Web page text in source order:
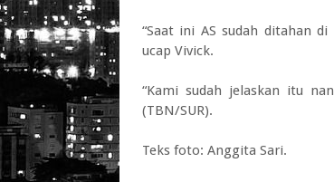
“Saat ini AS sudah ditahan
ucap Vivick.
“Kami sudah jelaskan itu
(TBN/SUR).
Teks foto: Anggita Sari.